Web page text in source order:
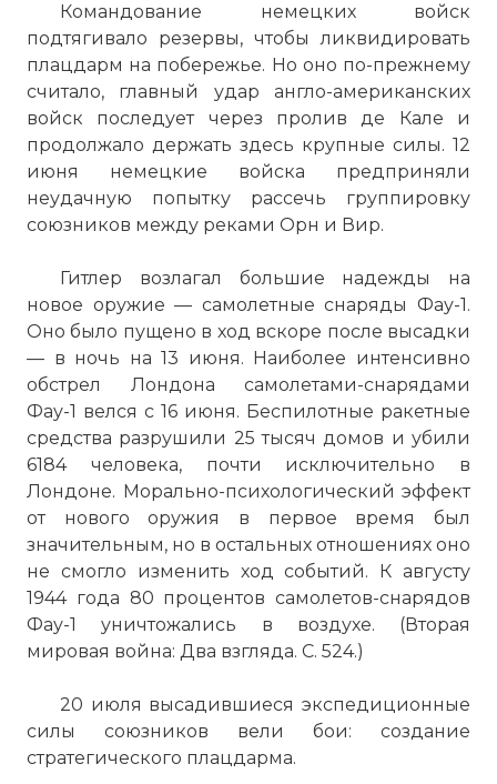
Командование немецких войск
подтягивало резервы, чтобы ликвидировать
плацдарм на побережье. Но оно по-прежнему
считало, главный удар англо-американских
войск последует через пролив де Кале и
продолжало держать здесь крупные силы. 12
июня немецкие войска предприняли
неудачную попытку рассечь группировку
союзников между реками Орн и Вир.
Гитлер возлагал большие надежды на
новое оружие — самолетные снаряды Фау-1.
Оно было пущено в ход вскоре после высадки
— в ночь на 13 июня. Наиболее интенсивно
обстрел Лондона самолетами-снарядами
Фау-1 велся с 16 июня. Беспилотные ракетные
средства разрушили 25 тысяч домов и убили
6184 человека, почти исключительно в
Лондоне. Морально-психологический эффект
от нового оружия в первое время был
значительным, но в остальных отношениях оно
не смогло изменить ход событий. К августу
1944 года 80 процентов самолетов-снарядов
Фау-1 уничтожались в воздухе. (Вторая
мировая война: Два взгляда. С. 524.)
20 июля высадившиеся экспедиционные
силы союзников вели бои: создание
стратегического плацдарма.